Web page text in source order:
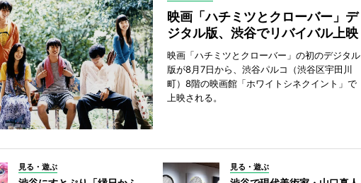
映画「ハチミツとクローバー」デ
ジタル版、渋谷でリバイバル上映
映画「ハチミツとクローバー」の初のデジタル
版が8月7日から、渋谷パルコ（渋谷区宇田川
町）8階の映画館「ホワイトシネクイント」で
上映される。
見る・遊ぶ 見る・遊ぶ